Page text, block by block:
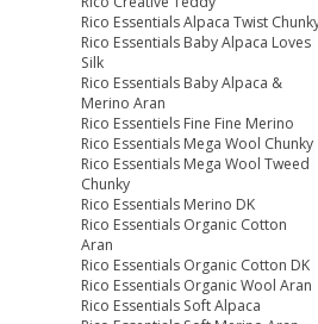
Rico Essentials Alpaca Twist
Rico Essentials Baby Alpaca Loves
Silk
Rico Essentials Baby Alpaca &
Merino Aran
Rico Essentiels Fine Fine Merino
Rico Essentials Mega Wool Chunky
Rico Essentials Mega Wool Tweed
Chunky
Rico Essentials Merino DK
Rico Essentials Organic Cotton
Aran
Rico Essentials Organic Cotton DK
Rico Essentials Organic Wool Aran
Rico Essentials Soft Alpaca